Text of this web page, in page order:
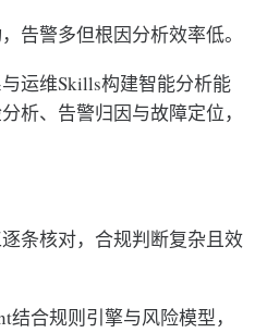
告警多但根因分析效率低。
运维Skills构建智能分析能
析、告警归因与故障定位，
条核对，合规判断复杂且效
结合规则引擎与风险模型，